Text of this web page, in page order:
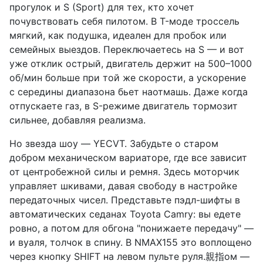
прогулок и S (Sport) для тех, кто хочет
почувствовать себя пилотом. В T-моде троссель
мягкий, как подушка, идеален для пробок или
семейных выездов. Переключаетесь на S — и вот
уже отклик острый, двигатель держит на 500–1000
об/мин больше при той же скорости, а ускорение
с середины диапазона бьет наотмашь. Даже когда
отпускаете газ, в S-режиме двигатель тормозит
сильнее, добавляя реализма.
Но звезда шоу — YECVT. Забудьте о старом
добром механическом вариаторе, где все зависит
от центробежной силы и ремня. Здесь моторчик
управляет шкивами, давая свободу в настройке
передаточных чисел. Представьте пэдл-шифты в
автоматических седанах Toyota Camry: вы едете
ровно, а потом для обгона "понижаете передачу" —
и вуаля, толчок в спину. В NMAX155 это воплощено
через кнопку SHIFT на левом пульте руля.親指ом —